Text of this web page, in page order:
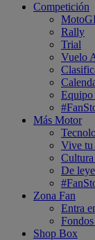
Competición
Rally
Trial
Vuelo
Equipo
Más Motor
Vive tu
De
Zona Fan
Entra
Shop Box